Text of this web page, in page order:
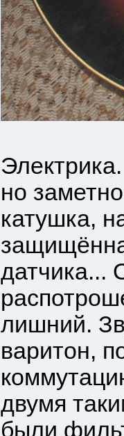
но
катушка,
датчика...
лишний.
варитон,
двумя
были